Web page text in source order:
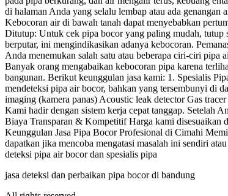
di halaman Anda yang selalu lembap atau ada
Kebocoran air di bawah tanah dapat menyebabkan
Ditutup: Untuk cek pipa bocor yang paling mudah, tutup
berputar, ini mengindikasikan adanya kebocoran.
Anda menemukan salah satu atau beberapa ciri-ciri
Banyak orang mengabaikan kebocoran pipa karena
bangunan. Berikut keunggulan jasa kami: 1. Spesialis
mendeteksi pipa air bocor, bahkan yang tersembunyi di
imaging (kamera panas) Acoustic leak detector Gas
Kami hadir dengan sistem kerja cepat tanggap. Setelah
Biaya Transparan & Kompetitif Harga kami disesuaikan
Keunggulan Jasa Pipa Bocor Profesional di Cimahi
dapatkan jika mencoba mengatasi masalah ini sendiri
deteksi pipa air bocor dan spesialis pipa
jasa deteksi dan perbaikan pipa bocor di bandung